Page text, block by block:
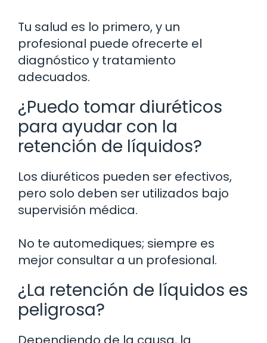
Tu salud es lo primero, y un
profesional puede ofrecerte el
diagnóstico y tratamiento
adecuados.
¿Puedo tomar diuréticos
para ayudar con la
retención de líquidos?
Los diuréticos pueden ser efectivos,
pero solo deben ser utilizados bajo
supervisión médica.
No te automediques; siempre es
mejor consultar a un profesional.
¿La retención de líquidos es
peligrosa?